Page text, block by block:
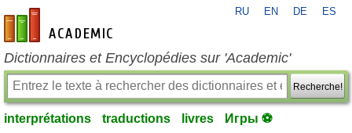
fr-academic.com
RU EN DE ES
Dictionnaires et Encyclopédies sur 'Academic'
Recherche!
interprétations traductions livres Игры ⚽